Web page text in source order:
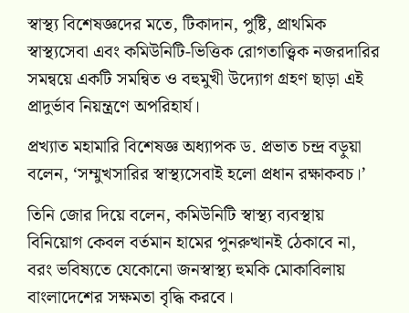
স্বাস্থ্য বিশেষজ্ঞদের মতে, টিকাদান, পুষ্টি, প্রাথমিক
স্বাস্থ্যসেবা এবং কমিউনিটি-ভিত্তিক রোগতাত্ত্বিক নজরদারির
সমন্বয়ে একটি সমন্বিত ও বহুমুখী উদ্যোগ গ্রহণ ছাড়া এই
প্রাদুর্ভাব নিয়ন্ত্রণে অপরিহার্য।
প্রখ্যাত মহামারি বিশেষজ্ঞ অধ্যাপক ড. প্রভাত চন্দ্র বড়ুয়া
বলেন, ‘সম্মুখসারির স্বাস্থ্যসেবাই হলো প্রধান রক্ষাকবচ।’
তিনি জোর দিয়ে বলেন, কমিউনিটি স্বাস্থ্য ব্যবস্থায়
বিনিয়োগ কেবল বর্তমান হামের পুনরুত্থানই ঠেকাবে না,
বরং ভবিষ্যতে যেকোনো জনস্বাস্থ্য হুমকি মোকাবিলায়
বাংলাদেশের সক্ষমতা বৃদ্ধি করবে।